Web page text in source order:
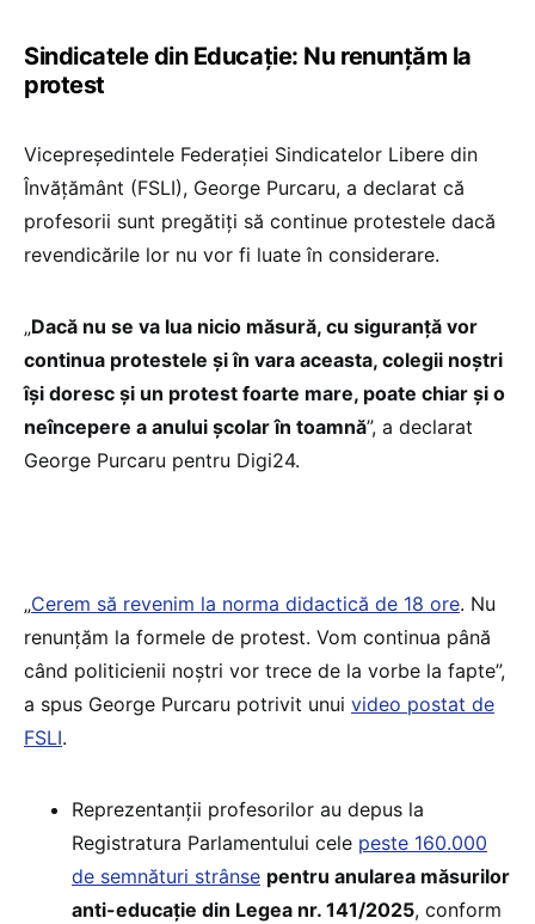
Sindicatele din Educație: Nu renunțăm la
protest
Vicepreședintele Federației Sindicatelor Libere din
Învățământ (FSLI), George Purcaru, a declarat că
profesorii sunt pregătiți să continue protestele dacă
revendicările lor nu vor fi luate în considerare.
„Dacă nu se va lua nicio măsură, cu siguranță vor
continua protestele și în vara aceasta, colegii noștri
își doresc și un protest foarte mare, poate chiar și o
neîncepere a anului școlar în toamnă”, a declarat
George Purcaru pentru Digi24.
„Cerem să revenim la norma didactică de 18 ore. Nu
renunțăm la formele de protest. Vom continua până
când politicienii noștri vor trece de la vorbe la fapte”,
a spus George Purcaru potrivit unui video postat de
FSLI.
Reprezentanții profesorilor au depus la
Registratura Parlamentului cele peste 160.000
de semnături strânse pentru anularea măsurilor
anti-educație din Legea nr. 141/2025, conform